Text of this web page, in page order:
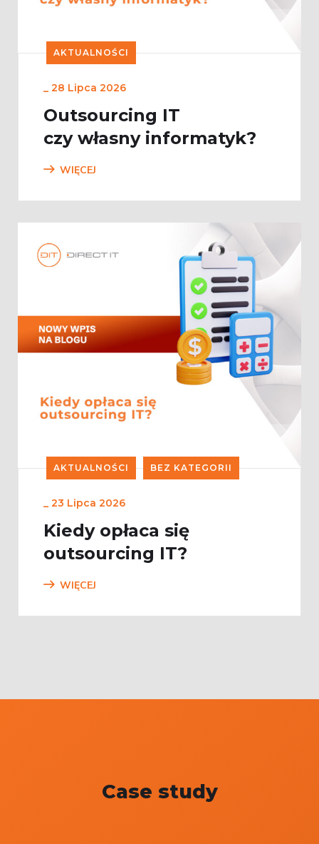
AKTUALNOŚCI
_ 28 Lipca 2026
Outsourcing IT
czy własny informatyk?
WIĘCEJ
AKTUALNOŚCI BEZ KATEGORII
_ 23 Lipca 2026
Kiedy opłaca się
outsourcing IT?
WIĘCEJ
Case study